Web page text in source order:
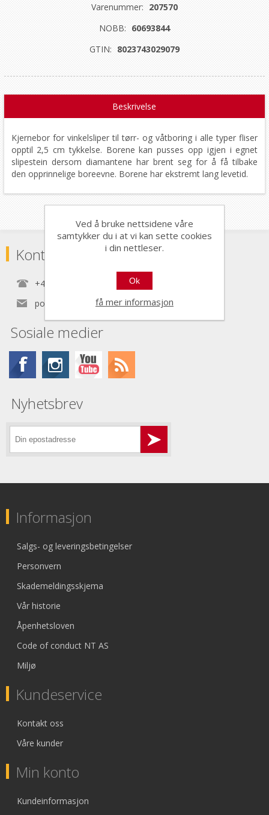
Varenummer: 207570
NOBB: 60693844
GTIN: 8023743029079
Beskrivelse
Kjernebor for vinkelsliper til tørr- og våtboring i alle typer fliser
opptil 2,5 cm tykkelse. Borene kan pusses opp igjen i egnet
slipestein dersom diamantene har brent seg for å få tilbake
den opprinnelige boreevne. Borene har ekstremt lang levetid.
Kontaktinformasjon
+47 22 30 40 70
post@nordictools.no
Sosiale medier
Nyhetsbrev
Informasjon
Salgs- og leveringsbetingelser
Personvern
Skademeldingsskjema
Vår historie
Åpenhetsloven
Code of conduct NT AS
Miljø
Kundeservice
Kontakt oss
Våre kunder
Min konto
Kundeinformasjon
Ved å bruke nettsidene våre
samtykker du i at vi kan sette cookies
i din nettleser.
Ok
få mer informasjon